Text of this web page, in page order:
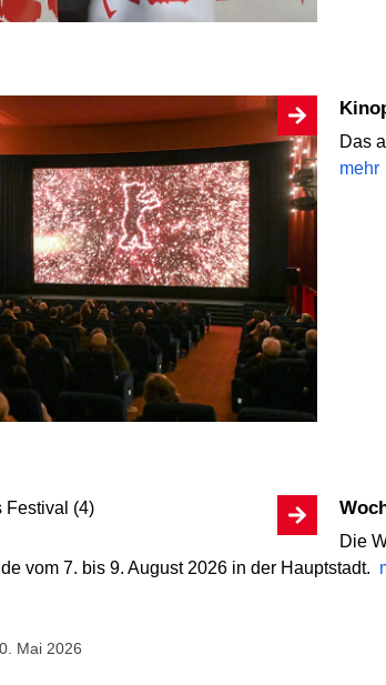
Das
mehr
Die
vom 7. bis 9. August 2026 in der Hauptstadt.
Mai 2026